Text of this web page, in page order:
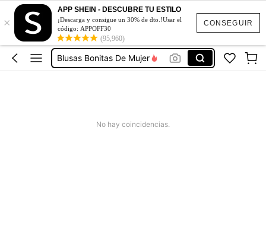
CONSEGUIR
×
APP SHEIN - DESCUBRE TU ESTILO
¡Descarga y consigue un 30% de dto.!Usar el
código: APPOFF30
(95,960)
Vestidos De Mujer Casual
Vestidos Elegantes De Mujer
Blusas Bonitas De Mujer
Conjunto De Dos Piezas Mujer
No hay coincidencias.